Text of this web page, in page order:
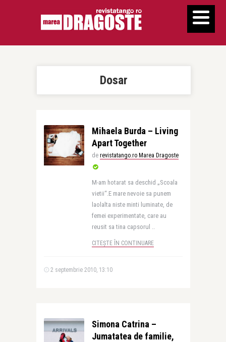
Dosar
Mihaela Burda – Living
Apart Together
de revistatango.ro Marea Dragoste
M-am hotarat sa deschid „Scoala
vietii“.E mare nevoie sa punem
laolalta niste minti luminate, de
femei experimentate, care au
reusit sa tina capsorul ..
CITEȘTE ÎN CONTINUARE
2 septembrie 2010, 13:10
Simona Catrina –
Jumatatea de familie,